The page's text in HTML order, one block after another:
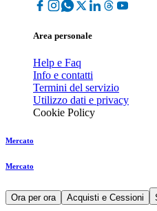
Area personale
Help e Faq
Info e contatti
Termini del servizio
Utilizzo dati e privacy
Cookie Policy
Mercato
Mercato
Ora per ora Acquisti e Cessioni